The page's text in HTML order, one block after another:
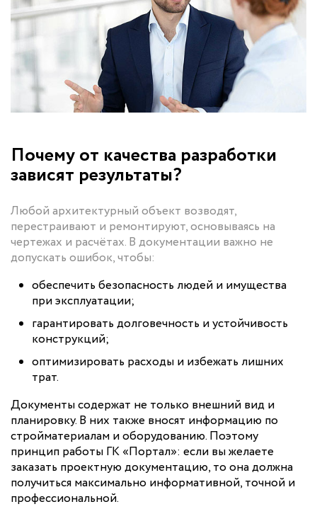
Почему от качества разработки
зависят результаты?
Любой архитектурный объект возводят,
перестраивают и ремонтируют, основываясь на
чертежах и расчётах. В документации важно не
допускать ошибок, чтобы:
обеспечить безопасность людей и имущества
при эксплуатации;
гарантировать долговечность и устойчивость
конструкций;
оптимизировать расходы и избежать лишних
трат.
Документы содержат не только внешний вид и
планировку. В них также вносят информацию по
стройматериалам и оборудованию. Поэтому
принцип работы ГК «Портал»: если вы желаете
заказать проектную документацию, то она должна
получиться максимально информативной, точной и
профессиональной.